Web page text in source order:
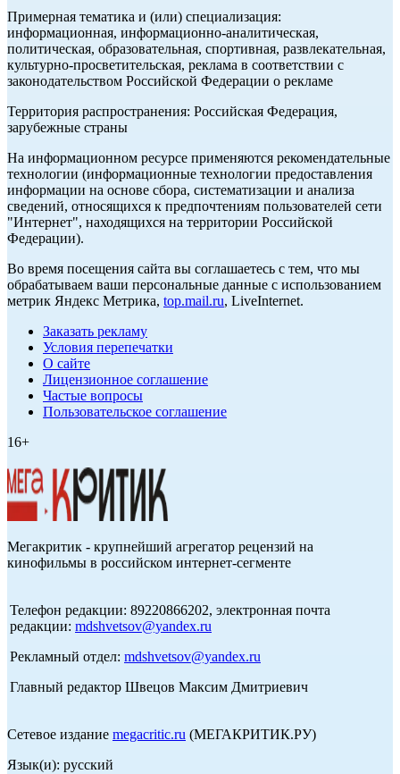
Примерная тематика и (или) специализация:
информационная, информационно-аналитическая,
политическая, образовательная, спортивная, развлекательная,
культурно-просветительская, реклама в соответствии с
законодательством Российской Федерации о рекламе
Территория распространения: Российская Федерация,
зарубежные страны
На информационном ресурсе применяются рекомендательные
технологии (информационные технологии предоставления
информации на основе сбора, систематизации и анализа
сведений, относящихся к предпочтениям пользователей сети
"Интернет", находящихся на территории Российской
Федерации).
Во время посещения сайта вы соглашаетесь с тем, что мы
обрабатываем ваши персональные данные с использованием
метрик Яндекс Метрика, top.mail.ru, LiveInternet.
Заказать рекламу
Условия перепечатки
О сайте
Лицензионное соглашение
Частые вопросы
Пользовательское соглашение
16+
Мегакритик - крупнейший агрегатор рецензий на
кинофильмы в российском интернет-сегменте
Телефон редакции: 89220866202, электронная почта
редакции: mdshvetsov@yandex.ru
Рекламный отдел: mdshvetsov@yandex.ru
Главный редактор Швецов Максим Дмитриевич
Сетевое издание megacritic.ru (МЕГАКРИТИК.РУ)
Язык(и): русский